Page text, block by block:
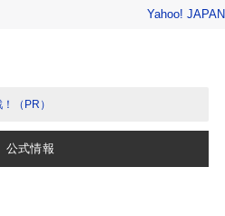
Yahoo! JAPAN
（PR）
公式情報